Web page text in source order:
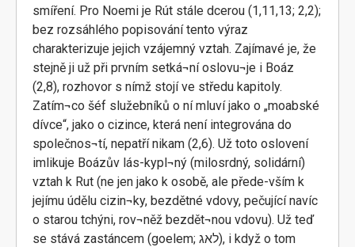
smíření. Pro Noemi je Rút stále dcerou (1,11,13; 2,2);
bez rozsáhlého popisování tento výraz
charakterizuje jejich vzájemný vztah. Zajímavé je, že
stejně ji už při prvním setká¬ní oslovu¬je i Boáz
(2,8), rozhovor s nímž stojí ve středu kapitoly.
Zatím¬co šéf služebníků o ní mluví jako o „moabské
dívce“, jako o cizince, která není integrována do
společnos¬tí, nepatří nikam (2,6). Už toto oslovení
imlikuje Boázův lás-kypl¬ný (milosrdný, solidární)
vztah k Rut (ne jen jako k osobě, ale přede-vším k
jejímu údělu cizin¬ky, bezdětné vdovy, pečující navíc
o starou tchýni, rov¬něž bezdět¬nou vdovu). Už teď
se stává zastáncem (goelem; לאג), i když o tom